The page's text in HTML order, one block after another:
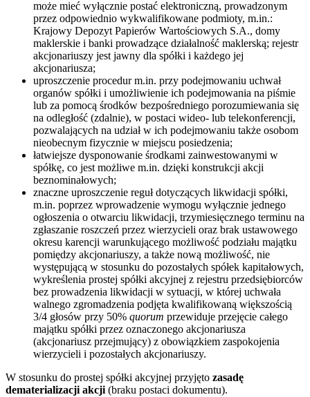
może mieć wyłącznie postać elektroniczną, prowadzonym
przez odpowiednio wykwalifikowane podmioty, m.in.:
Krajowy Depozyt Papierów Wartościowych S.A., domy
maklerskie i banki prowadzące działalność maklerską; rejestr
akcjonariuszy jest jawny dla spółki i każdego jej
akcjonariusza;
uproszczenie procedur m.in. przy podejmowaniu uchwał
organów spółki i umożliwienie ich podejmowania na piśmie
lub za pomocą środków bezpośredniego porozumiewania się
na odległość (zdalnie), w postaci wideo- lub telekonferencji,
pozwalających na udział w ich podejmowaniu także osobom
nieobecnym fizycznie w miejscu posiedzenia;
łatwiejsze dysponowanie środkami zainwestowanymi w
spółkę, co jest możliwe m.in. dzięki konstrukcji akcji
beznominałowych;
znaczne uproszczenie reguł dotyczących likwidacji spółki,
m.in. poprzez wprowadzenie wymogu wyłącznie jednego
ogłoszenia o otwarciu likwidacji, trzymiesięcznego terminu na
zgłaszanie roszczeń przez wierzycieli oraz brak ustawowego
okresu karencji warunkującego możliwość podziału majątku
pomiędzy akcjonariuszy, a także nową możliwość, nie
występującą w stosunku do pozostałych spółek kapitałowych,
wykreślenia prostej spółki akcyjnej z rejestru przedsiębiorców
bez prowadzenia likwidacji w sytuacji, w której uchwała
walnego zgromadzenia podjęta kwalifikowaną większością
3/4 głosów przy 50% quorum przewiduje przejęcie całego
majątku spółki przez oznaczonego akcjonariusza
(akcjonariusz przejmujący) z obowiązkiem zaspokojenia
wierzycieli i pozostałych akcjonariuszy.
W stosunku do prostej spółki akcyjnej przyjęto zasadę
dematerializacji akcji (braku postaci dokumentu).